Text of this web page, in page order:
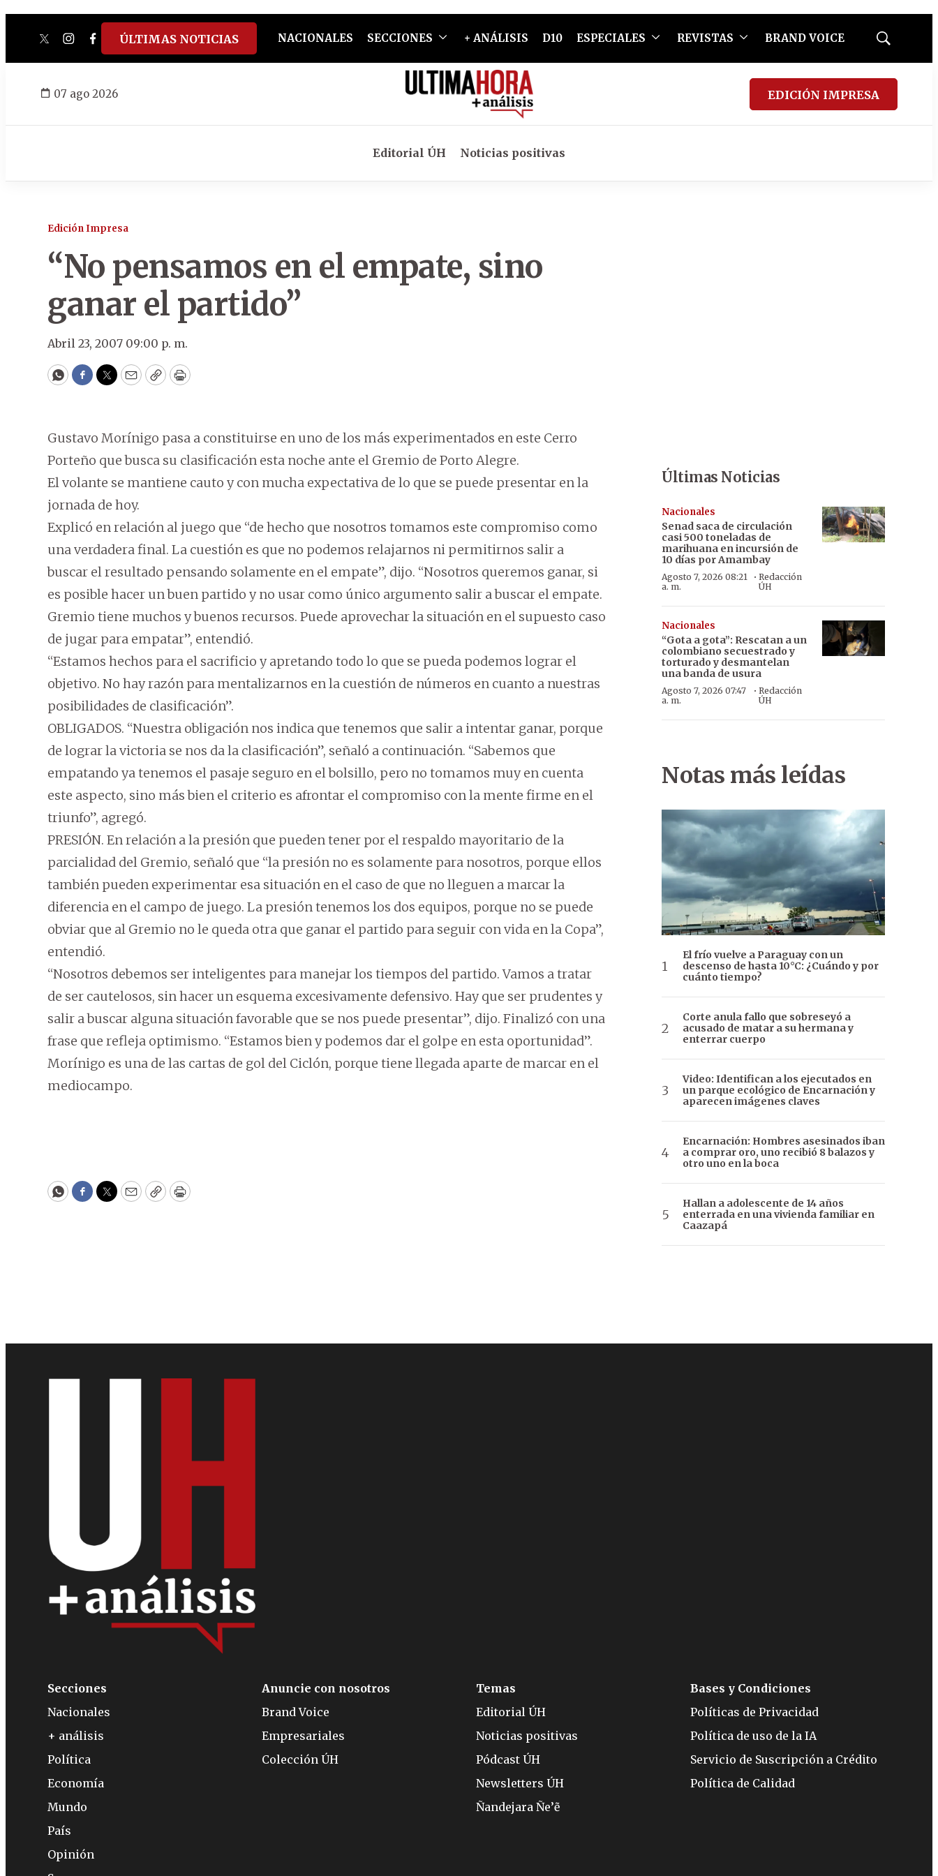
twitterinstagram
facebook
tiktokyoutube
spotify
ÚLTIMAS NOTICIAS NACIONALES SECCIONES + ANÁLISIS D10 ESPECIALES REVISTAS BRAND VOICE
Mostrar
07 ago 2026 EDICIÓN IMPRESA
Editorial ÚH Noticias positivas
Edición Impresa
“No pensamos en el empate, sino
ganar el partido”
Abril 23, 2007 09:00 p. m.
WhatsApp
Facebook
Twitter
EmailCopyPrint
Gustavo Morínigo pasa a constituirse en uno de los más experimentados en este Cerro
Porteño que busca su clasificación esta noche ante el Gremio de Porto Alegre.
El volante se mantiene cauto y con mucha expectativa de lo que se puede presentar en la
jornada de hoy.
Explicó en relación al juego que “de hecho que nosotros tomamos este compromiso como
una verdadera final. La cuestión es que no podemos relajarnos ni permitirnos salir a
buscar el resultado pensando solamente en el empate”, dijo. “Nosotros queremos ganar, si
es posible hacer un buen partido y no usar como único argumento salir a buscar el empate.
Gremio tiene muchos y buenos recursos. Puede aprovechar la situación en el supuesto caso
de jugar para empatar”, entendió.
“Estamos hechos para el sacrificio y apretando todo lo que se pueda podemos lograr el
objetivo. No hay razón para mentalizarnos en la cuestión de números en cuanto a nuestras
posibilidades de clasificación”.
OBLIGADOS. “Nuestra obligación nos indica que tenemos que salir a intentar ganar, porque
de lograr la victoria se nos da la clasificación”, señaló a continuación. “Sabemos que
empatando ya tenemos el pasaje seguro en el bolsillo, pero no tomamos muy en cuenta
este aspecto, sino más bien el criterio es afrontar el compromiso con la mente firme en el
triunfo”, agregó.
PRESIÓN. En relación a la presión que pueden tener por el respaldo mayoritario de la
parcialidad del Gremio, señaló que “la presión no es solamente para nosotros, porque ellos
también pueden experimentar esa situación en el caso de que no lleguen a marcar la
diferencia en el campo de juego. La presión tenemos los dos equipos, porque no se puede
obviar que al Gremio no le queda otra que ganar el partido para seguir con vida en la Copa”,
entendió.
“Nosotros debemos ser inteligentes para manejar los tiempos del partido. Vamos a tratar
de ser cautelosos, sin hacer un esquema excesivamente defensivo. Hay que ser prudentes y
salir a buscar alguna situación favorable que se nos puede presentar”, dijo. Finalizó con una
frase que refleja optimismo. “Estamos bien y podemos dar el golpe en esta oportunidad”.
Morínigo es una de las cartas de gol del Ciclón, porque tiene llegada aparte de marcar en el
mediocampo.
WhatsApp
Facebook
Twitter
EmailCopyPrint
Últimas Noticias
Nacionales
Senad saca de circulación
casi 500 toneladas de
marihuana en incursión de
10 días por Amambay
Agosto 7, 2026 08:21
a. m.
·Redacción
ÚH
Nacionales
“Gota a gota”: Rescatan a un
colombiano secuestrado y
torturado y desmantelan
una banda de usura
Agosto 7, 2026 07:47
a. m.
· Redacción
ÚH
Notas más leídas
El frío vuelve a Paraguay con un
descenso de hasta 10°C: ¿Cuándo y por
cuánto tiempo?
Corte anula fallo que sobreseyó a
acusado de matar a su hermana y
enterrar cuerpo
Video: Identifican a los ejecutados en
un parque ecológico de Encarnación y
aparecen imágenes claves
Encarnación: Hombres asesinados iban
a comprar oro, uno recibió 8 balazos y
otro uno en la boca
Hallan a adolescente de 14 años
enterrada en una vivienda familiar en
Caazapá
Secciones
Nacionales
+ análisis
Política
Economía
Mundo
País
Opinión
Anuncie con nosotros
Brand Voice
Empresariales
Colección ÚH
Temas
Editorial ÚH
Noticias positivas
Pódcast ÚH
Newsletters ÚH
Ñandejara Ñe’ẽ
Bases y Condiciones
Políticas de Privacidad
Política de uso de la IA
Servicio de Suscripción a Crédito
Política de Calidad